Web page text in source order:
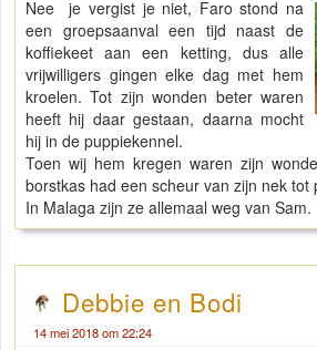
Nee je vergist je niet, Faro stond na
een groepsaanval een tijd naast de
koffiekeet aan een ketting, dus alle
vrijwilligers gingen elke dag met hem
kroelen. Tot zijn wonden beter waren
heeft hij daar gestaan, daarna mocht
hij in de puppiekennel.
Toen wij hem kregen waren zijn
borstkas had een scheur van zijn nek tot
In Malaga zijn ze allemaal weg van Sam.
Debbie en Bodi
14 mei 2018 om 22:24